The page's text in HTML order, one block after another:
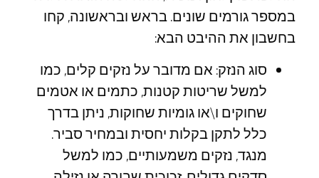
במספר גורמים שונים. בראש ובראשונה, קחו
בחשבון את ההיבט הבא:
סוג הנזק: אם מדובר על נזקים קלים, כמו
למשל שריטות קטנות, כתמים או אטמים
שחוקים ו\או גומיות שחוקות, ניתן בדרך
כלל לתקן בקלות יחסית ובמחיר סביר.
מנגד, נזקים משמעותיים, כמו למשל